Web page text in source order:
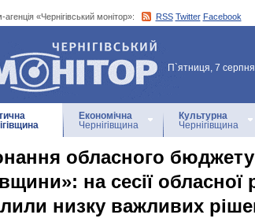
«Чернігівський монітор»: RSS Twitter Facebook
агенція
монітор»
П`ятниця, 7
Економічна
Чернігівщина
Культурна
Чернігівщина
обласного бюджету
на сесії обласної
низку важливих